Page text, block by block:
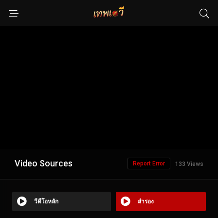
Video Sources 133 Views
Report Error
วีดีโอหลัก สำรอง